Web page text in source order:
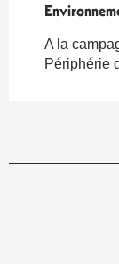
A la
Périphérie